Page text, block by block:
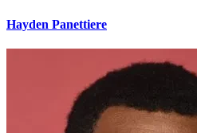
Hayden Panettiere